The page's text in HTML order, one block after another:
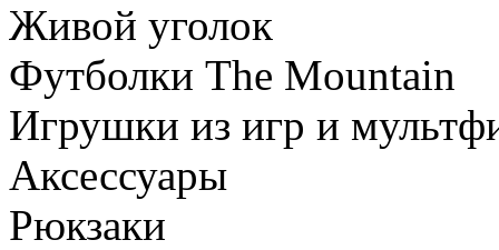
Живой уголок
Футболки The Mountain
Игрушки из игр и
Аксессуары
Рюкзаки